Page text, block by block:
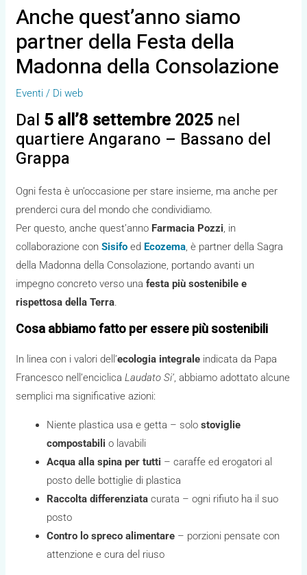
Anche quest’anno siamo
partner della Festa della
Madonna della Consolazione
Eventi / Diweb
Dal 5 all’8 settembre 2025 nel
quartiere Angarano – Bassano del
Grappa
Ogni festa è un’occasione per stare insieme, ma anche per
prenderci cura del mondo che condividiamo.
Per questo, anche quest’anno Farmacia Pozzi, in
collaborazione conSisifo ed Ecozema, è partner della Sagra
della Madonna della Consolazione, portando avanti un
impegno concreto verso unafesta più sostenibile e
rispettosa della Terra.
Cosa abbiamo fatto per essere più sostenibili
In linea con i valori dell’ecologia integrale indicata da Papa
Francesco nell’enciclicaLaudato Si’, abbiamo adottato alcune
semplici ma significative azioni:
Niente plastica usa e getta – solostoviglie
compostabili o lavabili
Acqua alla spina per tutti – caraffe ed erogatori al
posto delle bottiglie di plastica
Raccolta differenziata curata – ogni rifiuto ha il suo
posto
Contro lo spreco alimentare – porzioni pensate con
attenzione e cura del riuso